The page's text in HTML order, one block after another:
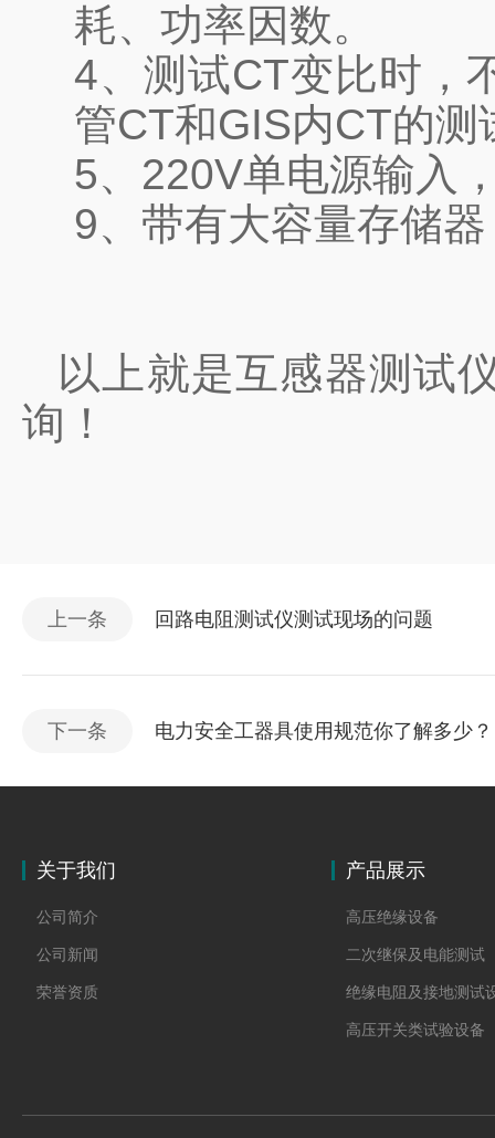
耗、功率因数。
4、 测试CT变比时，
管CT和GIS内CT的测
5、 220V单电源输入
9、 带有大容量存储
以上就是互感器测试
询！
上一条 回路电阻测试仪测试现场的问题
下一条 电力安全工器具使用规范你了解多少？
关于我们
公司简介
公司新闻
荣誉资质
产品展示
高压绝缘设备
二次继保及电能测试
绝缘电阻及接地测试
高压开关类试验设备